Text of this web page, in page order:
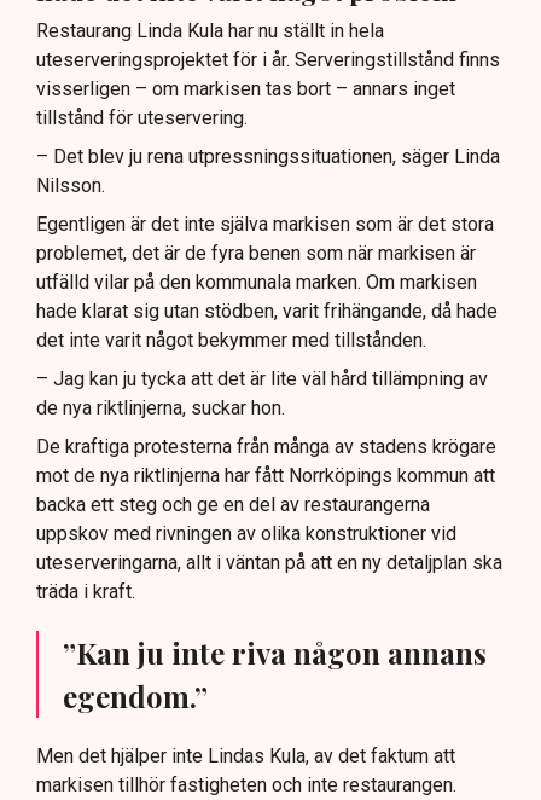
Restaurang Linda Kula har nu ställt in hela
uteserveringsprojektet för i år. Serveringstillstånd finns
visserligen – om markisen tas bort – annars inget
tillstånd för uteservering.
– Det blev ju rena utpressningssituationen, säger Linda
Nilsson.
Egentligen är det inte själva markisen som är det stora
problemet, det är de fyra benen som när markisen är
utfälld vilar på den kommunala marken. Om markisen
hade klarat sig utan stödben, varit frihängande, då hade
det inte varit något bekymmer med tillstånden.
– Jag kan ju tycka att det är lite väl hård tillämpning av
de nya riktlinjerna, suckar hon.
De kraftiga protesterna från många av stadens krögare
mot de nya riktlinjerna har fått Norrköpings kommun att
backa ett steg och ge en del av restaurangerna
uppskov med rivningen av olika konstruktioner vid
uteserveringarna, allt i väntan på att en ny detaljplan ska
träda i kraft.
”Kan ju inte riva någon annans
egendom.”
Men det hjälper inte Lindas Kula, av det faktum att
markisen tillhör fastigheten och inte restaurangen.